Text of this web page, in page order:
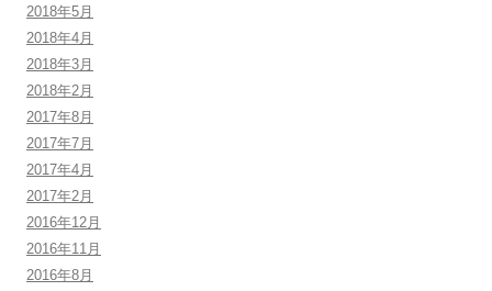
2018年5月
2018年4月
2018年3月
2018年2月
2017年8月
2017年7月
2017年4月
2017年2月
2016年12月
2016年11月
2016年8月